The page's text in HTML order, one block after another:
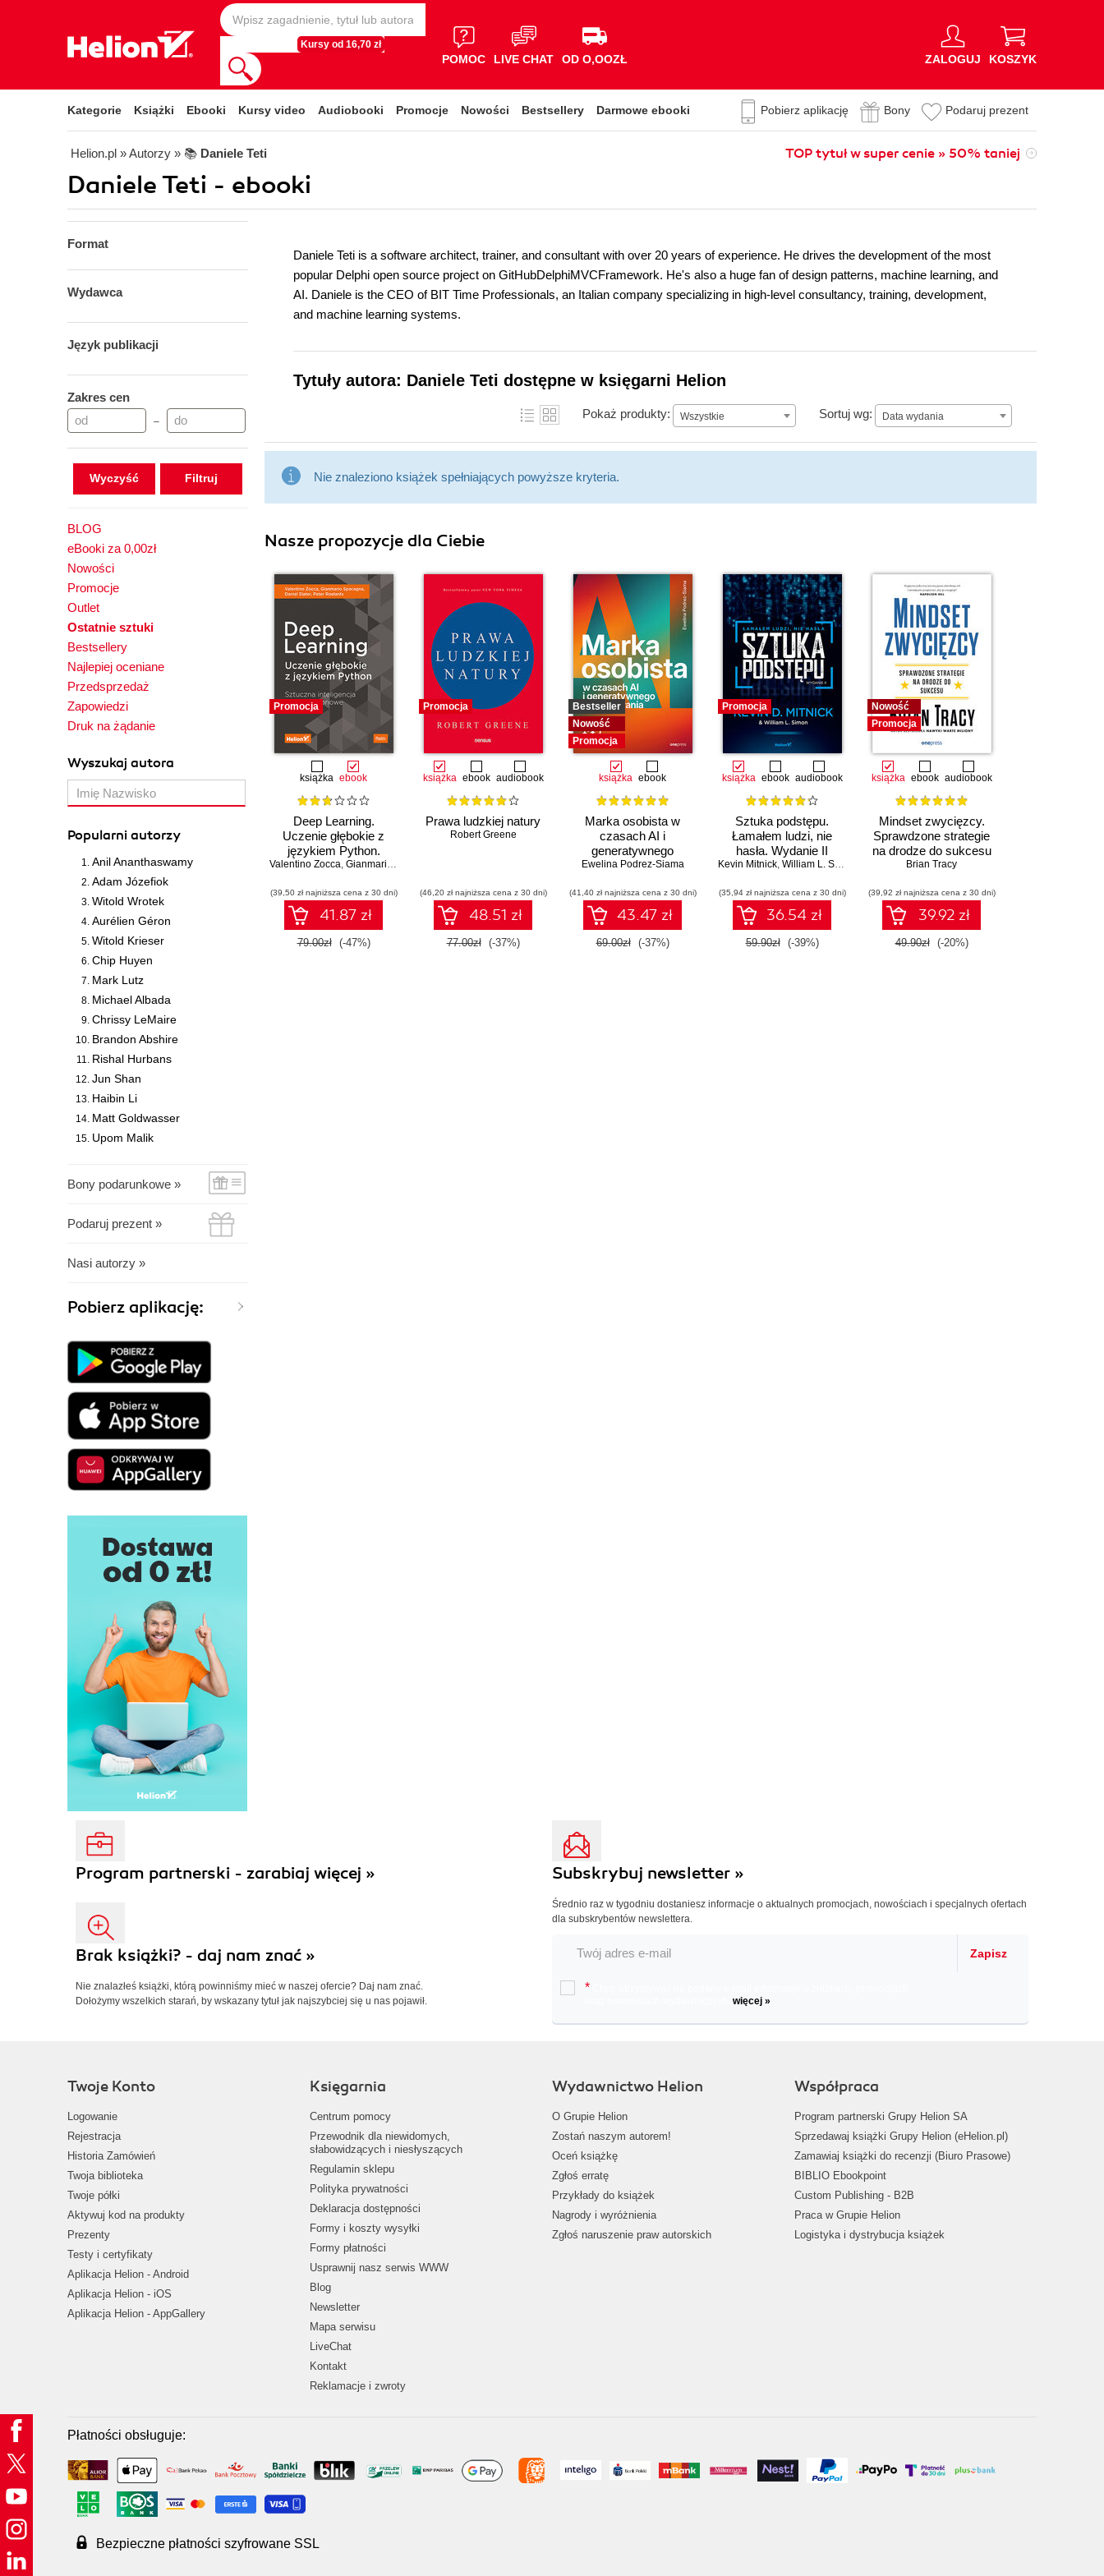
Kursy od 16,70 zł
POMOC LIVE CHAT OD O,OOZŁ ZALOGUJ KOSZYK
Kategorie Książki Ebooki Kursy video Audiobooki Promocje Nowości Bestsellery Darmowe ebooki Pobierz aplikację Bony Podaruj prezent
Helion.pl » Autorzy » 📚 Daniele Teti TOP tytuł w super cenie » 50% taniej
Daniele Teti - ebooki
Format
Wydawca
Język publikacji
Zakres cen
–
Wyczyść
BLOG
eBooki za 0,00zł
Nowości
Promocje
Outlet
Ostatnie sztuki
Bestsellery
Najlepiej oceniane
Przedsprzedaż
Zapowiedzi
Druk na żądanie
Wyszukaj autora
Popularni autorzy
Anil Ananthaswamy
Adam Józefiok
Witold Wrotek
Aurélien Géron
Witold Krieser
Chip Huyen
Mark Lutz
Michael Albada
Chrissy LeMaire
Brandon Abshire
Rishal Hurbans
Jun Shan
Haibin Li
Matt Goldwasser
Upom Malik
Bony podarunkowe »
Podaruj prezent »
Nasi autorzy »
Pobierz aplikację:
Daniele Teti is a software architect, trainer, and consultant with over 20 years of experience. He drives the development of the most
popular Delphi open source project on GitHubDelphiMVCFramework. He's also a huge fan of design patterns, machine learning, and
AI. Daniele is the CEO of BIT Time Professionals, an Italian company specializing in high-level consultancy, training, development,
and machine learning systems.
Tytuły autora: Daniele Teti dostępne w księgarni Helion
Pokaż produkty: Wszystkie Sortuj wg: Data wydania
Data wydania
Nie znaleziono książek spełniających powyższe kryteria.
Nasze propozycje dla Ciebie
Promocja
książka ebook
Deep Learning.
Uczenie głębokie z
językiem Python.
Sztuczna inteligencja i
Valentino Zocca, Gianmario Spacagna
(39,50 zł najniższa cena z 30 dni)
41.87 zł
79.00zł (-47%)
Promocja
książka ebook audiobook
Prawa ludzkiej natury
Robert Greene
(46,20 zł najniższa cena z 30 dni)
48.51 zł
77.00zł (-37%)
Bestseller
Nowość
Promocja
książka ebook
Marka osobista w
czasach AI i
generatywnego
wyszukiwania
Ewelina Podrez-Siama
(41,40 zł najniższa cena z 30 dni)
43.47 zł
69.00zł (-37%)
Promocja
książka ebook audiobook
Sztuka podstępu.
Łamałem ludzi, nie
hasła. Wydanie II
Kevin Mitnick, William L. Simon
(35,94 zł najniższa cena z 30 dni)
36.54 zł
59.90zł (-39%)
Nowość
Promocja
książka ebook audiobook
Mindset zwycięzcy.
Sprawdzone strategie
na drodze do sukcesu
Brian Tracy
(39,92 zł najniższa cena z 30 dni)
39.92 zł
49.90zł (-20%)
Program partnerski - zarabiaj więcej »
Brak książki? - daj nam znać »
Nie znalazłeś książki, którą powinniśmy mieć w naszej ofercie? Daj nam znać.
Dołożymy wszelkich starań, by wskazany tytuł jak najszybciej się u nas pojawił.
Subskrybuj newsletter »
Średnio raz w tygodniu dostaniesz informacje o aktualnych promocjach, nowościach i specjalnych ofertach
dla subskrybentów newslettera.
Zapisz
*
więcej »
Twoje Konto
Logowanie
Rejestracja
Historia Zamówień
Twoja biblioteka
Twoje półki
Aktywuj kod na produkty
Prezenty
Testy i certyfikaty
Aplikacja Helion - Android
Aplikacja Helion - iOS
Aplikacja Helion - AppGallery
Księgarnia
Centrum pomocy
Przewodnik dla niewidomych,
słabowidzących i niesłyszących
Regulamin sklepu
Polityka prywatności
Deklaracja dostępności
Formy i koszty wysyłki
Formy płatności
Usprawnij nasz serwis WWW
Blog
Newsletter
Mapa serwisu
LiveChat
Kontakt
Reklamacje i zwroty
Wydawnictwo Helion
O Grupie Helion
Zostań naszym autorem!
Oceń książkę
Zgłoś erratę
Przykłady do książek
Nagrody i wyróżnienia
Zgłoś naruszenie praw autorskich
Współpraca
Program partnerski Grupy Helion SA
Sprzedawaj książki Grupy Helion (eHelion.pl)
Zamawiaj książki do recenzji (Biuro Prasowe)
BIBLIO Ebookpoint
Custom Publishing - B2B
Praca w Grupie Helion
Logistyka i dystrybucja książek
Płatności obsługuje:
Bezpieczne płatności szyfrowane SSL